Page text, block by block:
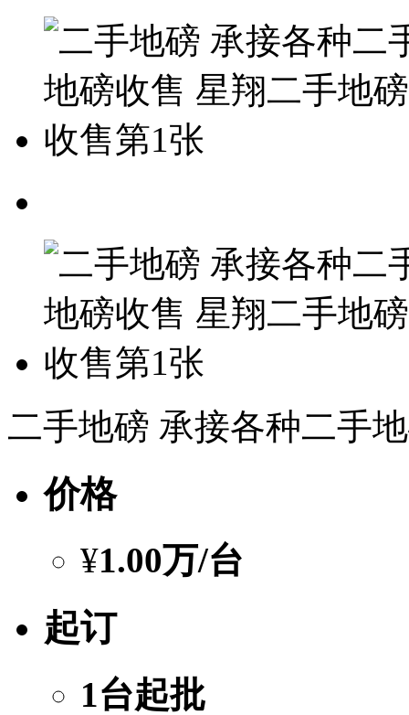
二手地磅 承接各种二手
价格
¥1.00万/台
起订
1台起批